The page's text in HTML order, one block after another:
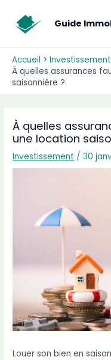
contenu
Guide
Accueil
Investissement
À quelles assurances
saisonnière ?
À quelles
une location
Investissement / 30
Louer son bien en